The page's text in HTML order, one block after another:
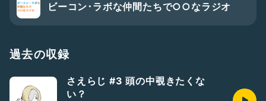
◯Twitter
https://beacon-lab-
entertainment.com/talent/ayakahashimoto
------------------------------------------------
ビーコン･ラボな仲間たちで○○なラジオ
過去の収録
さえらじ #3 頭の中覗きたくな
い？